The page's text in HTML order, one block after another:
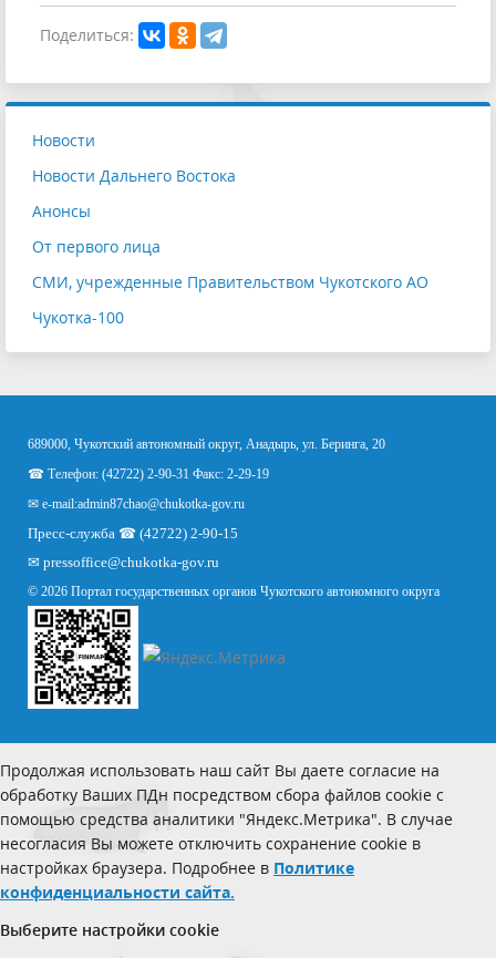
Поделиться:
Новости
Новости Дальнего Востока
Анонсы
От первого лица
СМИ, учрежденные Правительством Чукотского АО
Чукотка-100
689000, Чукотский автономный округ, Анадырь, ул. Беринга, 20
☎ Телефон: (42722) 2-90-31 Факс: 2-29-19
✉ e-mail:admin87chao@chukotka-gov.ru
Пресс-служба ☎ (42722) 2-90-15
✉ pressoffice@chukotka-gov.ru
© 2026 Портал государственных органов Чукотского автономного округа
Продолжая использовать наш сайт Вы даете согласие на
обработку Ваших ПДн посредством сбора файлов cookie с
помощью средства аналитики "Яндекс.Метрика". В случае
несогласия Вы можете отключить сохранение cookie в
настройках браузера. Подробнее в Политике
конфиденциальности сайта.
Выберите настройки cookie